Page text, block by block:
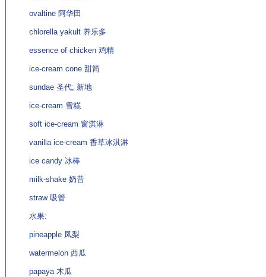
ovaltine 阿华田
chlorella yakult 养乐多
essence of chicken 鸡精
ice-cream cone 甜筒
sundae 圣代; 新地
ice-cream 雪糕
soft ice-cream 窗淇淋
vanilla ice-cream 香草冰淇淋
ice candy 冰棒
milk-shake 奶昔
straw 吸管
水果:
pineapple 凤梨
watermelon 西瓜
papaya 木瓜